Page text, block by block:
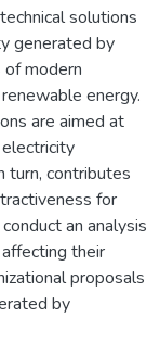
solutions
generated by
of modern
energy.
are aimed at
turn, contributes
for
an analysis
their
proposals
by